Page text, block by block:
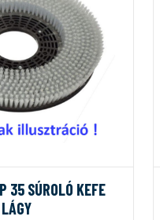
35 SÚROLÓ KEFE
LÁGY